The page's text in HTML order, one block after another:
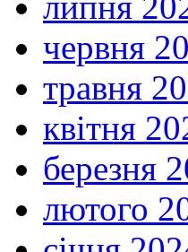
червня
травня
квітня
березня
лютого